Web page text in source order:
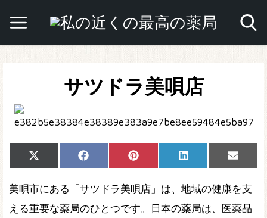
サツドラ美唄店
Share
on
X
(Twitter)
Share
on
Facebook Share
on
Pinterest Share
on
LinkedIn
Share
on
Email
美唄市にある「サツドラ美唄店」は、地域の健康を支
える重要な薬局のひとつです。日本の薬局は、医薬品